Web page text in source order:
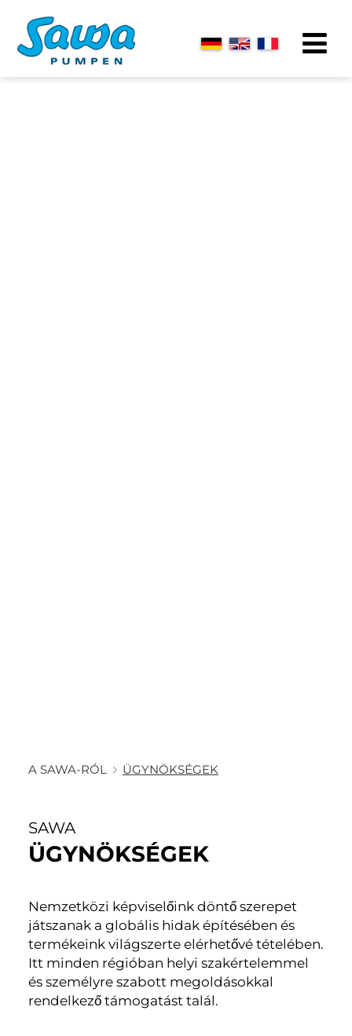
A SAWA-RÓL ÜGYNÖKSÉGEK
SAWA
ÜGYNÖKSÉGEK
Nemzetközi képviselőink döntő szerepet
játszanak a globális hidak építésében és
termékeink világszerte elérhetővé tételében.
Itt minden régióban helyi szakértelemmel
és személyre szabott megoldásokkal
rendelkező támogatást talál.